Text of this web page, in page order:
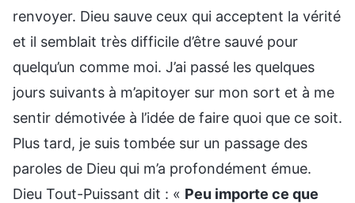
renvoyer. Dieu sauve ceux qui acceptent la vérité
et il semblait très difficile d’être sauvé pour
quelqu’un comme moi. J’ai passé les quelques
jours suivants à m’apitoyer sur mon sort et à me
sentir démotivée à l’idée de faire quoi que ce soit.
Plus tard, je suis tombée sur un passage des
paroles de Dieu qui m’a profondément émue.
Dieu Tout-Puissant dit : « Peu importe ce que